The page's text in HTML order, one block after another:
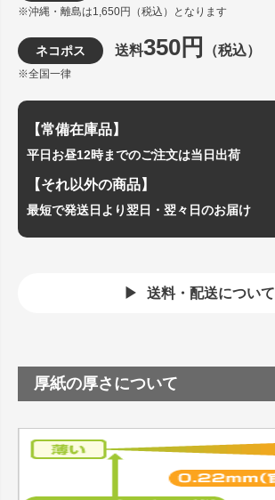
※沖縄・離島は1,650円（税込）となります
ネコポス 送料350円 （税込）
※全国一律
【常備在庫品】
平日お昼12時までのご注文は当日出荷
【それ以外の商品】
最短で発送日より翌日・翌々日のお届け
送料・配送について
厚紙の厚さについて